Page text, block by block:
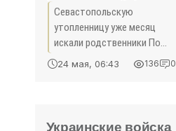
месяц искали
родственники -
«Происшествия»
Севастопольскую
утопленницу уже месяц
искали родственники По
предварительным данным,
села Черноречье было
24 мая, 06:43 136 0
Украинские войска